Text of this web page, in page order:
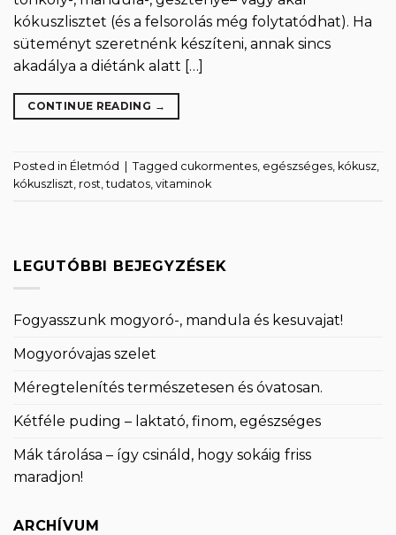
kókuszlisztet (és a felsorolás még folytatódhat). Ha
süteményt szeretnénk készíteni, annak sincs
akadálya a diétánk alatt […]
CONTINUE READING →
Posted in Életmód Tagged cukormentes, egészséges, kókusz,
kókuszliszt, rost,tudatos, vitaminok
LEGUTÓBBI BEJEGYZÉSEK
Fogyasszunk mogyoró-, mandula és kesuvajat!
Mogyoróvajas szelet
Méregtelenítés természetesen és óvatosan.
Kétféle puding – laktató, finom, egészséges
Mák tárolása – így csináld, hogy sokáig friss
maradjon!
ARCHÍVUM